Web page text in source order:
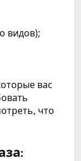
видов);
вас
что
: